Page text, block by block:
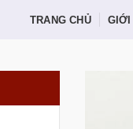
TRANG CHỦ GIỚI